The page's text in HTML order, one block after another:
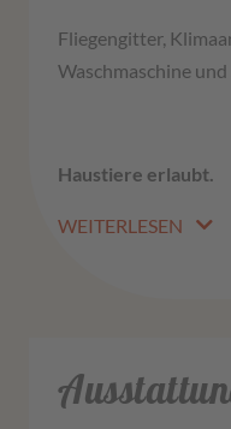
Fliegengitter,
Waschmaschine
Haustiere erlaubt.
WEITERLESEN